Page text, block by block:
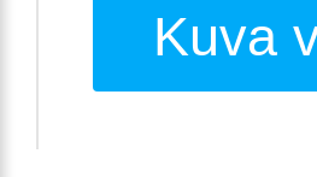
Kuva